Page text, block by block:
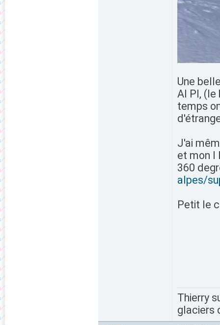
Une
AI PI,
temps
J'ai
et mon I
360
alpes/
Petit le
Thierry
glaciers